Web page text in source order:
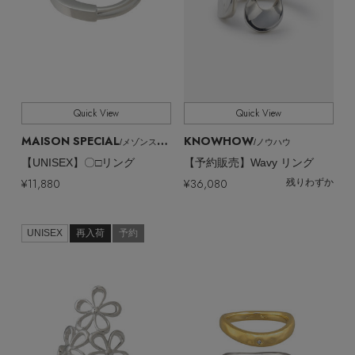
Quick View
MAISON SPECIAL/メゾンスペシャル
【UNISEX】〇□リング
¥11,880
Quick View
KNOWHOW/ノウハウ
【予約販売】Wavy リング
¥36,080 残りわずか
UNISEX 再入荷 予約